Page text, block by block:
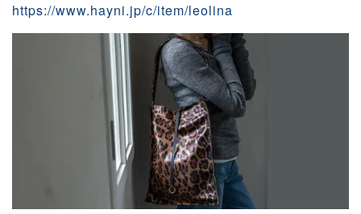
https://www.hayni.jp/c/item/leolina